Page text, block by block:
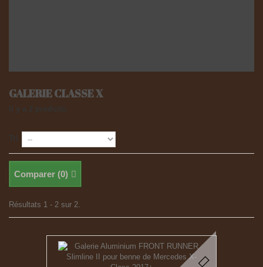
GALERIE CLASSE X
Comparer (0)
Résultats 1 - 2 sur 2.